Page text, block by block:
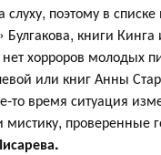
слуху, поэтому в
книги
хорроров молодых
или книг Анны
то время ситуация
мистику,